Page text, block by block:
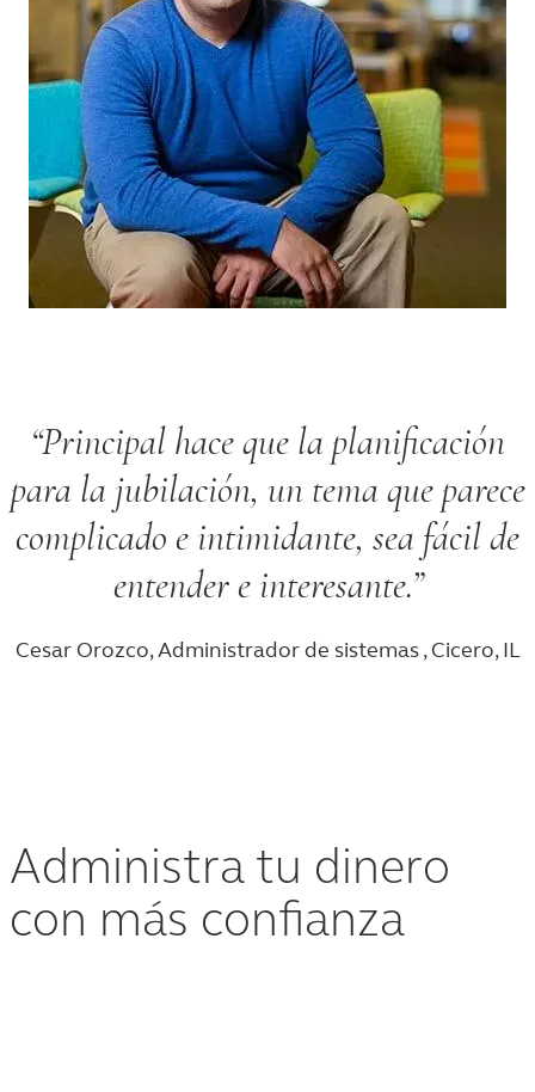
Principal hace que la planificación
para la jubilación, un tema que parece
complicado e intimidante, sea fácil de
entender e interesante.
Cesar Orozco, Administrador de sistemas , Cicero, IL
Administra tu dinero
con más confianza